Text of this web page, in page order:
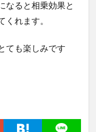
なると相乗効果と
くれます。
ても楽しみです